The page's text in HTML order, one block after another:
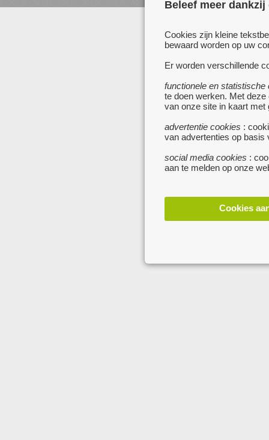
Beleef meer
Cookies zijn kleine
bewaard worden op uw
Er worden verschillende
functionele en statistische
te doen werken. Met
van onze site in kaart met
advertentie cookies :
van advertenties op basis
social media cookies :
aan te melden op onze
Cookies
www.koken.be